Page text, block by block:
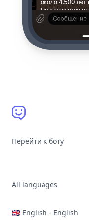
Перейти к боту
All languages
🇬🇧 English - English